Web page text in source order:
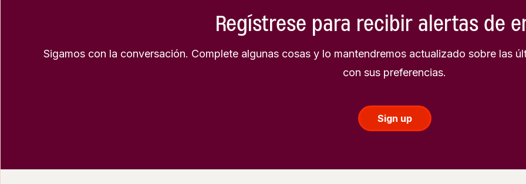
Regístrese para recibir alertas de
Sigamos con la conversación. Complete algunas cosas y lo mantendremos actualizado sobre las
con sus preferencias.
Sign up